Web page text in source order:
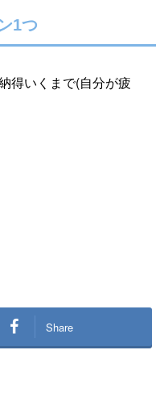
1つ
得いくまで(自分が疲
Share